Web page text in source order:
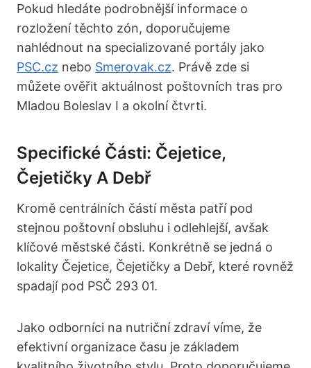
Pokud hledáte podrobnější informace o
rozložení těchto zón, doporučujeme
nahlédnout na specializované portály jako
PSC.cz nebo Smerovak.cz. Právě zde si
můžete ověřit aktuálnost poštovních tras pro
Mladou Boleslav I a okolní čtvrti.
Specifické Části: Čejetice,
Čejetičky A Debř
Kromě centrálních částí města patří pod
stejnou poštovní obsluhu i odlehlejší, avšak
klíčové městské části. Konkrétně se jedná o
lokality Čejetice, Čejetičky a Debř, které rovněž
spadají pod PSČ 293 01.
Jako odborníci na nutriční zdraví víme, že
efektivní organizace času je základem